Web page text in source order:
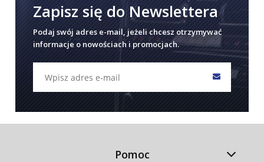
Zapisz się do Newslettera
Podaj swój adres e-mail, jeżeli chcesz otrzymywać
informacje o nowościach i promocjach.
Pomoc